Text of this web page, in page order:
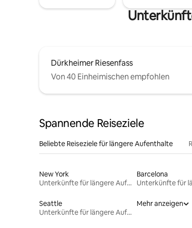
Dürkheimer Riesenfass
Von 40 Einheimischen empfohlen
Spannende Reiseziele
Beliebte Reiseziele für längere Aufenthalte
New York
Unterkünfte für längere Aufenthalte
Barcelona
Seattle
Unterkünfte für längere Aufenthalte
Mehr anzeigen